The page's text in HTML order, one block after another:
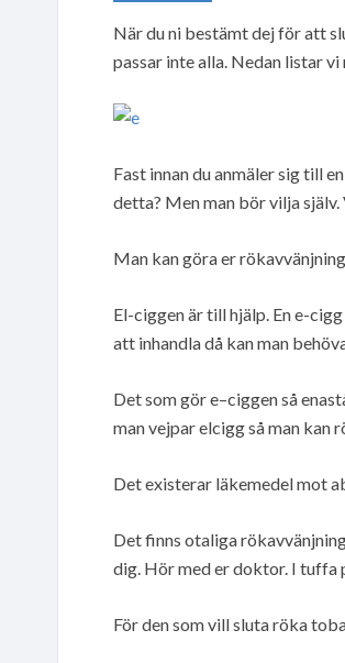
När du ni bestämt dej för att
passar inte alla. Nedan listar
Fast innan du anmäler sig till
detta? Men man bör vilja
Man kan göra er
El-ciggen är till hjälp. En e-
att inhandla då kan man
Det som gör e–ciggen så
man vejpar elcigg så man kan
Det existerar läkemedel mot
Det finns otaliga
dig. Hör med er doktor. I tuffa
För den som vill sluta röka